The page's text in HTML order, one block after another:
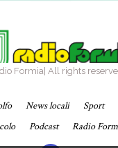
Formia| All rights
News locali Sport
Podcast Radio